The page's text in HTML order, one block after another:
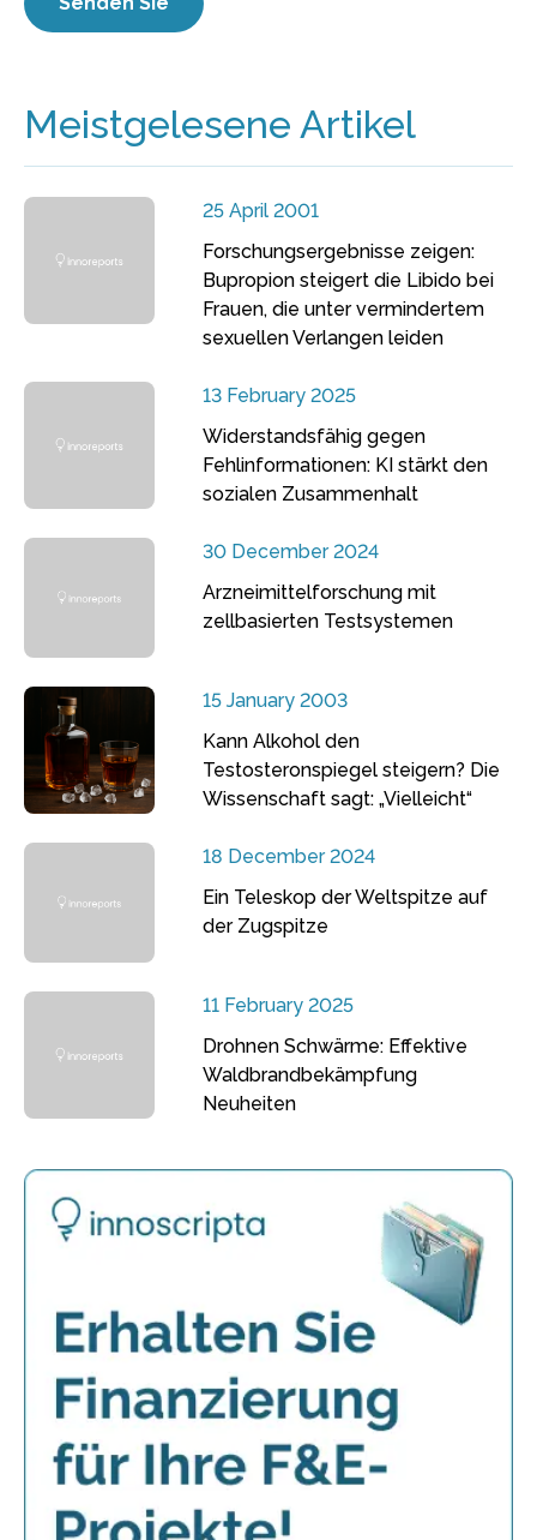
Meistgelesene Artikel
25 April 2001
Forschungsergebnisse zeigen:
Bupropion steigert die Libido bei
Frauen, die unter vermindertem
sexuellen Verlangen leiden
13 February 2025
Widerstandsfähig gegen
Fehlinformationen: KI stärkt den
sozialen Zusammenhalt
30 December 2024
Arzneimittelforschung mit
zellbasierten Testsystemen
15 January 2003
Kann Alkohol den
Testosteronspiegel steigern? Die
Wissenschaft sagt: „Vielleicht“
18 December 2024
Ein Teleskop der Weltspitze auf
der Zugspitze
11 February 2025
Drohnen Schwärme: Effektive
Waldbrandbekämpfung
Neuheiten